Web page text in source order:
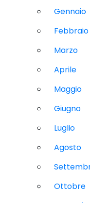
Gennaio
Febbraio
Marzo
Aprile
Maggio
Giugno
Luglio
Agosto
Ottobre